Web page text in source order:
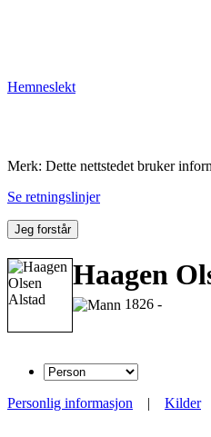
Hemneslekt
Merk: Dette nettstedet bruker
Se retningslinjer
Jeg forstår
Haagen
1826 -
Personlig informasjon | Kilder